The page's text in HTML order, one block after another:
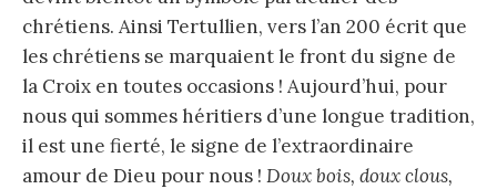
chrétiens. Ainsi Tertullien, vers l’an 200 écrit que
les chrétiens se marquaient le front du signe de
la Croix en toutes occasions ! Aujourd’hui, pour
nous qui sommes héritiers d’une longue tradition,
il est une fierté, le signe de l’extraordinaire
amour de Dieu pour nous ! Doux bois, doux clous,